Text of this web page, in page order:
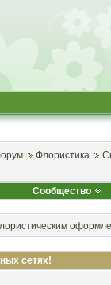
Флористика
Сообщество
сетях!